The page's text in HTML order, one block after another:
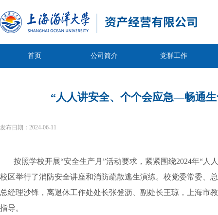
首页 公司简介 党群工作
“人人讲安全、个个会应急—畅通
发布日期： 2024-06-11
按照学校开展“安全生产月”活动要求，紧紧围绕2024年“人
校区举行了消防安全讲座和消防疏散逃生演练。校党委常委
总经理沙锋，离退休工作处处长张登沥、副处长王琼，上海市
指导。